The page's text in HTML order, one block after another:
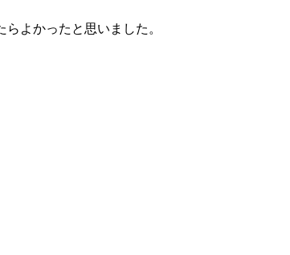
よかったと思いました。